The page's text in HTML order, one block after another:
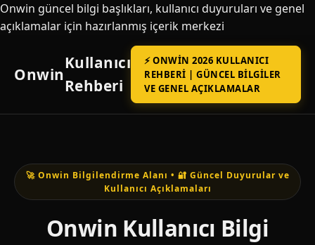
Onwin güncel bilgi başlıkları, kullanıcı duyuruları ve genel
açıklamalar için hazırlanmış içerik merkezi
Onwin
Kullanıcı
Rehberi
⚡ ONWIN 2026 KULLANICI
REHBERI | GÜNCEL BILGILER
VE GENEL AÇIKLAMALAR
🚀 Onwin Bilgilendirme Alanı • 🔐 Güncel Duyurular ve
Kullanıcı Açıklamaları
Onwin Kullanıcı Bilgi